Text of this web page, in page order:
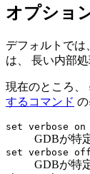
オプショ
デフォルトでは
は、 長い内部
現在のところ、
するコマンド の
set verbose on
GDBが特
set verbose off
GDBが特